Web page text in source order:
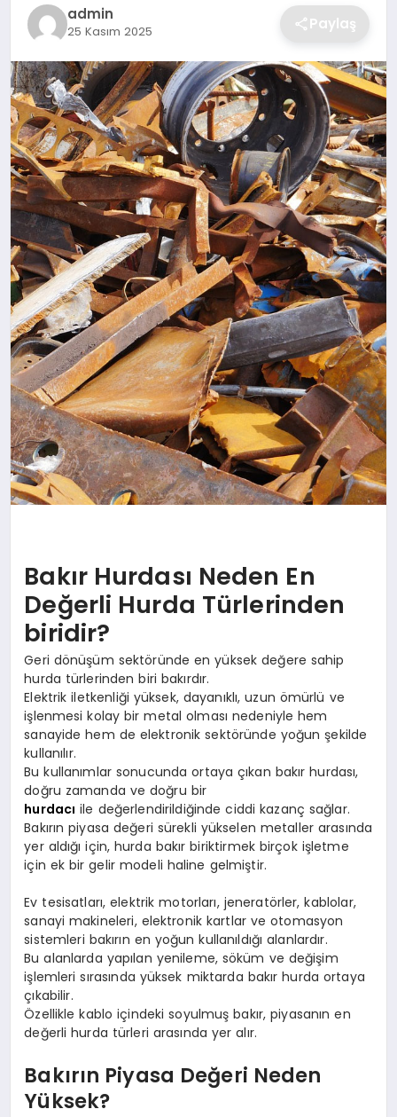
TEKNOLOJI
admin
25 Kasım 2025 Paylaş
Bakır Hurdası Neden En
Değerli Hurda Türlerinden
biridir?
Geri dönüşüm sektöründe en yüksek değere sahip
hurda türlerinden biri bakırdır.
Elektrik iletkenliği yüksek, dayanıklı, uzun ömürlü ve
işlenmesi kolay bir metal olması nedeniyle hem
sanayide hem de elektronik sektöründe yoğun şekilde
kullanılır.
Bu kullanımlar sonucunda ortaya çıkan bakır hurdası,
doğru zamanda ve doğru bir
hurdacı ile değerlendirildiğinde ciddi kazanç sağlar.
Bakırın piyasa değeri sürekli yükselen metaller arasında
yer aldığı için, hurda bakır biriktirmek birçok işletme
için ek bir gelir modeli haline gelmiştir.
Ev tesisatları, elektrik motorları, jeneratörler, kablolar,
sanayi makineleri, elektronik kartlar ve otomasyon
sistemleri bakırın en yoğun kullanıldığı alanlardır.
Bu alanlarda yapılan yenileme, söküm ve değişim
işlemleri sırasında yüksek miktarda bakır hurda ortaya
çıkabilir.
Özellikle kablo içindeki soyulmuş bakır, piyasanın en
değerli hurda türleri arasında yer alır.
Bakırın Piyasa Değeri Neden
Yüksek?